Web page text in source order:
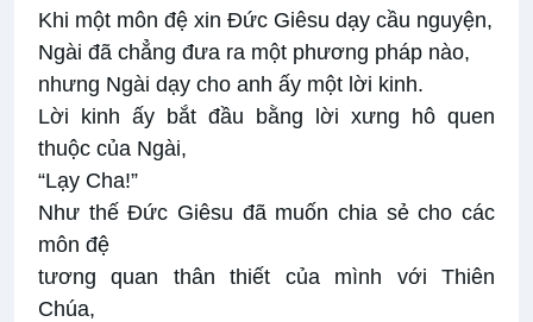
Khi một môn đệ xin Đức Giêsu dạy cầu nguyện,
Ngài đã chẳng đưa ra một phương pháp nào,
nhưng Ngài dạy cho anh ấy một lời kinh.
Lời kinh ấy bắt đầu bằng lời xưng hô quen
thuộc của Ngài,
“Lạy Cha!”
Như thế Đức Giêsu đã muốn chia sẻ cho các
môn đệ
tương quan thân thiết của mình với Thiên
Chúa,